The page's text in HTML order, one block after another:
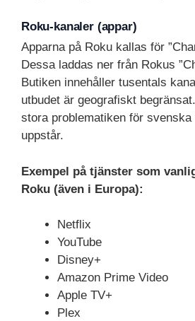
Roku-kanaler (appar)
Apparna på Roku kallas för
Dessa laddas ner från Rokus
Butiken innehåller tusentals
utbudet är geografiskt
stora problematiken för svenska
uppstår.
Exempel på tjänster som
Roku (även i Europa):
Netflix
YouTube
Disney+
Amazon Prime Video
Apple TV+
Plex